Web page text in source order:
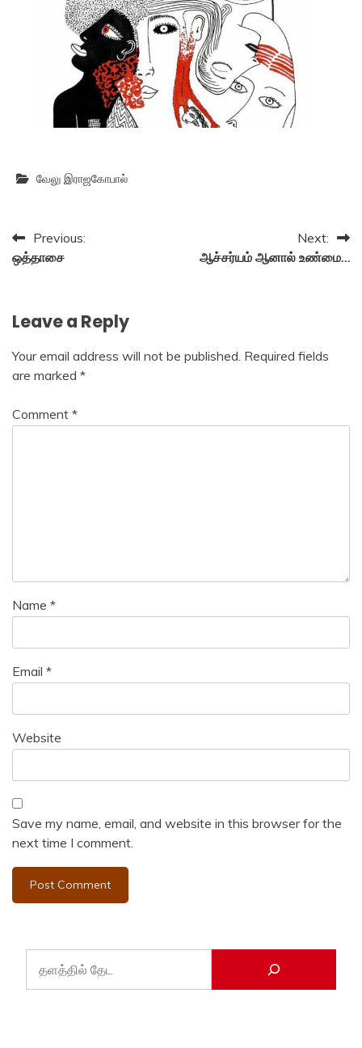
வேலு இராஜகோபால்
Post
navigation
Previous:
ஒத்தாசை
Next:
ஆச்சர்யம் ஆனால் உண்மை…
Leave a Reply
Your email address will not be published. Required fields
are marked *
Comment *
Name *
Email *
Website
Save my name, email, and website in this browser for the
next time I comment.